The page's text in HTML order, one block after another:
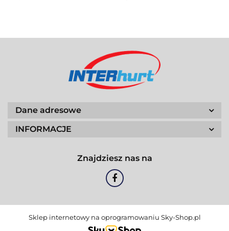
Dane adresowe
INFORMACJE
Znajdziesz nas na
Sklep internetowy na oprogramowaniu Sky-Shop.pl